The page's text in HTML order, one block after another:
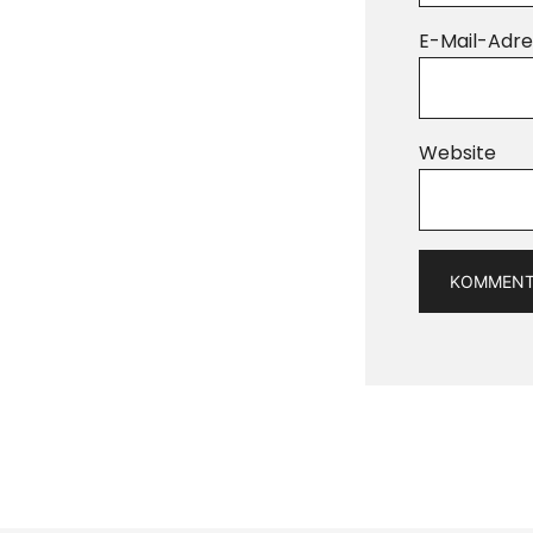
E-Mail-
Website